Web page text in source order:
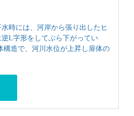
時には、河岸から張り出したヒ
L字形をしてぶら下がってい
構造で、河川水位が上昇し扉体の